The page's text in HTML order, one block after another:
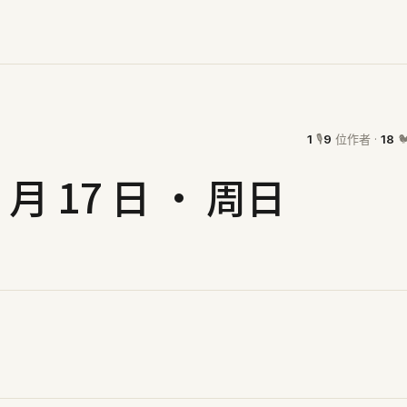
17 日 · 周日
1 🎙9 位作者 · 18